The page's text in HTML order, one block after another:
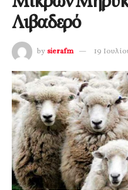
Λιβαδερό
by sierafm 19